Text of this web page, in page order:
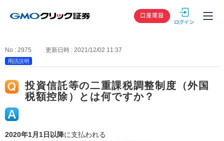
GMOクリック
口座開設
No : 2975 更新日時 : 2021/12/02 11:37
用語説明
投資信託等の二重課税調整制度（外国
税額控除）とは何ですか？
2020年1月1日以降に支払われる